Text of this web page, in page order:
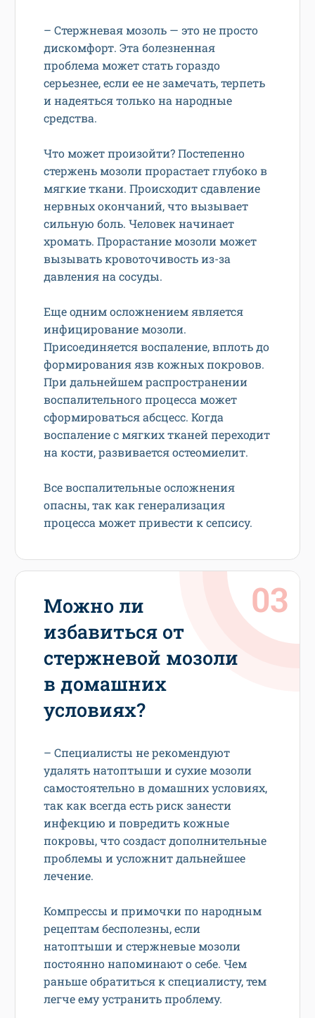
– Стержневая мозоль — это не просто
дискомфорт. Эта болезненная
проблема может стать гораздо
серьезнее, если ее не замечать, терпеть
и надеяться только на народные
средства.
Что может произойти? Постепенно
стержень мозоли прорастает глубоко в
мягкие ткани. Происходит сдавление
нервных окончаний, что вызывает
сильную боль. Человек начинает
хромать. Прорастание мозоли может
вызывать кровоточивость из-за
давления на сосуды.
Еще одним осложнением является
инфицирование мозоли.
Присоединяется воспаление, вплоть до
формирования язв кожных покровов.
При дальнейшем распространении
воспалительного процесса может
сформироваться абсцесс. Когда
воспаление с мягких тканей переходит
на кости, развивается остеомиелит.
Все воспалительные осложнения
опасны, так как генерализация
процесса может привести к сепсису.
Можно ли
избавиться от
стержневой мозоли
в домашних
условиях?
– Специалисты не рекомендуют
удалять натоптыши и сухие мозоли
самостоятельно в домашних условиях,
так как всегда есть риск занести
инфекцию и повредить кожные
покровы, что создаст дополнительные
проблемы и усложнит дальнейшее
лечение.
Компрессы и примочки по народным
рецептам бесполезны, если
натоптыши и стержневые мозоли
постоянно напоминают о себе. Чем
раньше обратиться к специалисту, тем
легче ему устранить проблему.